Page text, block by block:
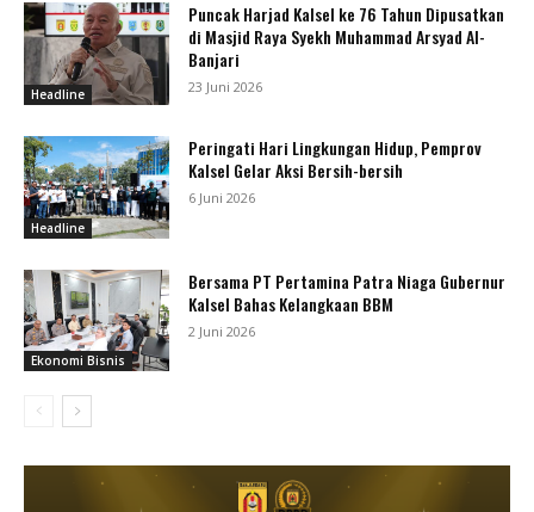
Headline
Puncak Harjad Kalsel ke 76 Tahun Dipusatkan
di Masjid Raya Syekh Muhammad Arsyad Al-
Banjari
23 Juni 2026
Headline
Peringati Hari Lingkungan Hidup, Pemprov
Kalsel Gelar Aksi Bersih-bersih
6 Juni 2026
Ekonomi Bisnis
Bersama PT Pertamina Patra Niaga Gubernur
Kalsel Bahas Kelangkaan BBM
2 Juni 2026